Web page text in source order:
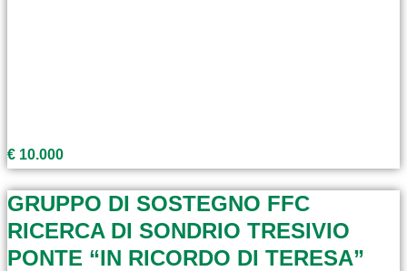
€ 10.000
GRUPPO DI SOSTEGNO FFC
RICERCA DI SONDRIO TRESIVIO
PONTE “IN RICORDO DI TERESA”